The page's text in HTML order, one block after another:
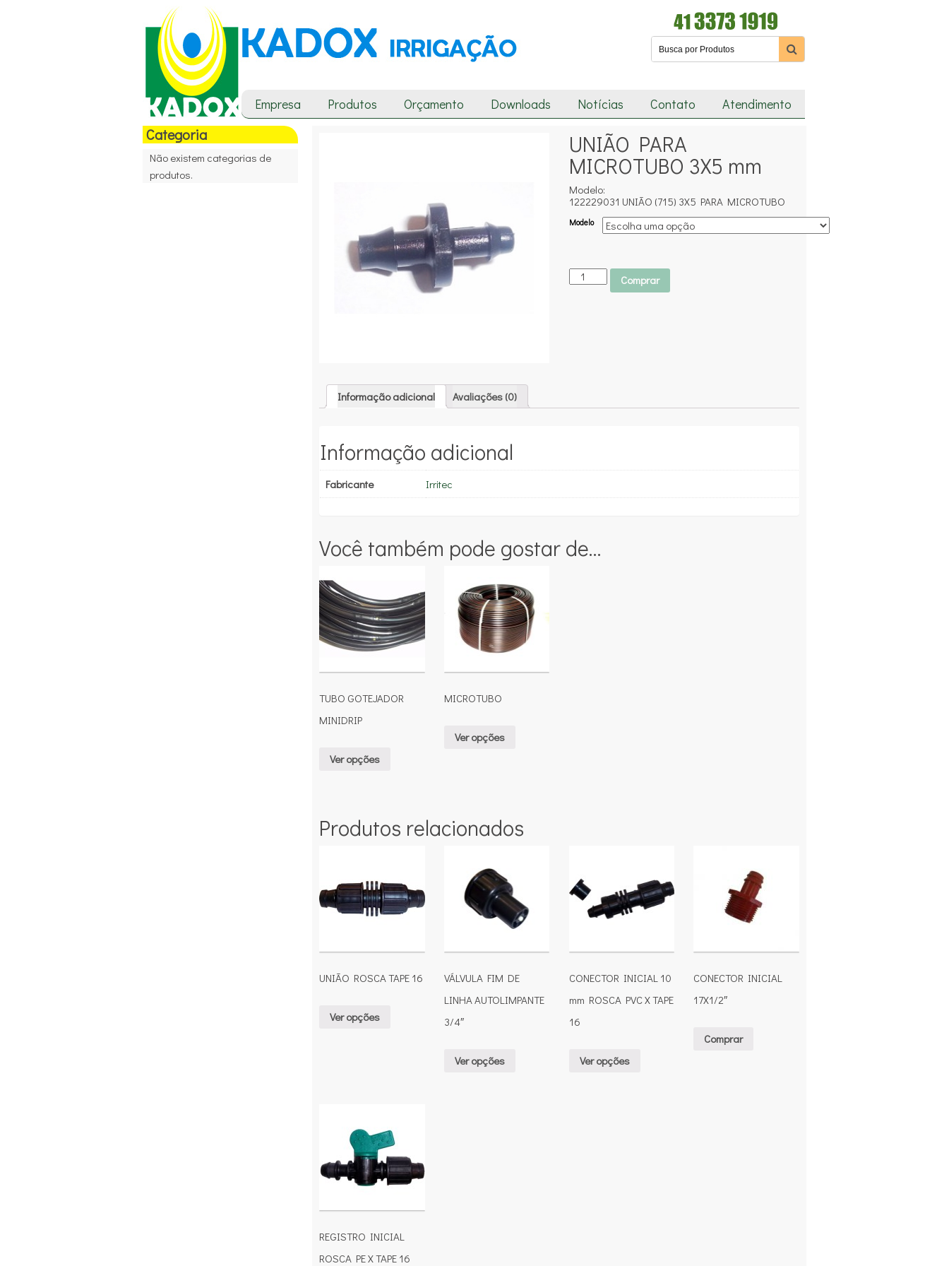
Empresa Produtos Orçamento Downloads Notícias Contato Atendimento
Categoria
Não existem categorias de
produtos.
UNIÃO PARA
MICROTUBO 3X5 mm
Modelo:
122229031 UNIÃO (715) 3X5 PARA MICROTUBO
Modelo
Comprar
Informação adicional Avaliações (0)
Informação adicional
Fabricante Irritec
Você também pode gostar de…
TUBO GOTEJADOR
MINIDRIP
Ver opções
MICROTUBO
Ver opções
Produtos relacionados
UNIÃO ROSCA TAPE 16
Ver opções
VÁLVULA FIM DE
LINHA AUTOLIMPANTE
3/4″
Ver opções
CONECTOR INICIAL 10
mm ROSCA PVC X TAPE
16
Ver opções
CONECTOR INICIAL
17X1/2″
Comprar
REGISTRO INICIAL
ROSCA PE X TAPE 16